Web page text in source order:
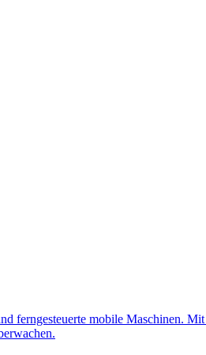
ferngesteuerte mobile Maschinen.